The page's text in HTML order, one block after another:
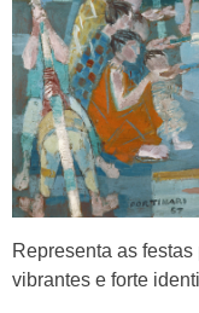
Representa as
vibrantes e forte